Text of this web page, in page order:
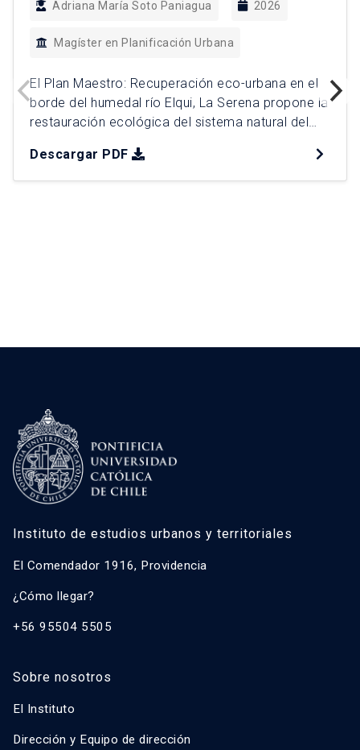
Adriana María Soto Paniagua 2026
Magíster en Planificación Urbana
El Plan Maestro: Recuperación eco-urbana en el
borde del humedal río Elqui, La Serena propone la
restauración ecológica del sistema natural del
naturales y mitigar el impacto del cambio
climático. La recuperación del acceso público
Descargar PDF
Instituto de estudios urbanos y territoriales
El Comendador 1916, Providencia
¿Cómo llegar?
+56 95504 5505
Sobre nosotros
El Instituto
Dirección y Equipo de dirección